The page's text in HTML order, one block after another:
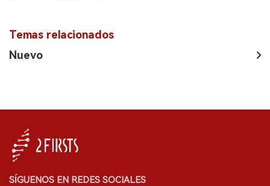
Temas relacionados
Nuevo
SÍGUENOS EN REDES SOCIALES